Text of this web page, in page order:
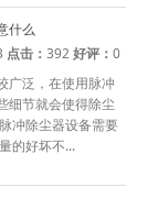
什么
点击：392好评：0
广泛，在使用脉冲
细节就会使得除尘
冲除尘器设备需要
的好坏不...